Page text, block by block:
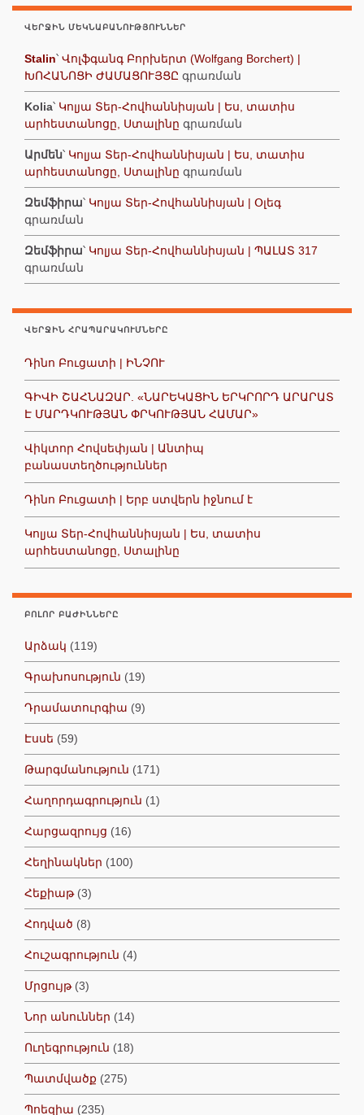
ՎԵՐՋԻՆ ՄԵԿՆԱԲԱՆՈՒԹՅՈՒՆՆԵՐ
Stalin՝ Վոլֆգանգ Բորխերտ (Wolfgang Borchert) |
ԽՈՀԱՆՈՑԻ ԺԱՄԱՑՈՒՅՑԸ գրառման
Kolia՝ Կոլյա Տեր-Հովհաննիսյան | Ես, տատիս
արհեստանոցը, Ստալինը գրառման
Արմեն՝ Կոլյա Տեր-Հովհաննիսյան | Ես, տատիս
արհեստանոցը, Ստալինը գրառման
Զեմֆիրա՝ Կոլյա Տեր-Հովհաննիսյան | Օլեգ
գրառման
Զեմֆիրա՝ Կոլյա Տեր-Հովհաննիսյան | ՊԱԼԱՏ 317
գրառման
ՎԵՐՋԻՆ ՀՐԱՊԱՐԱԿՈՒՄՆԵՐԸ
Դինո Բուցատի | ԻՆՉՈՒ
ԳԻՎԻ ՇԱՀՆԱԶԱՐ. «ՆԱՐԵԿԱՑԻՆ ԵՐԿՐՈՐԴ ԱՐԱՐԱՏ
Է ՄԱՐԴԿՈՒԹՅԱՆ ՓՐԿՈՒԹՅԱՆ ՀԱՄԱՐ»
Վիկտոր Հովսեփյան | Անտիպ
բանաստեղծություններ
Դինո Բուցատի | Երբ ստվերն իջնում է
Կոլյա Տեր-Հովհաննիսյան | Ես, տատիս
արհեստանոցը, Ստալինը
ԲՈԼՈՐ ԲԱԺԻՆՆԵՐԸ
Արձակ (119)
Գրախոսություն (19)
Դրամատուրգիա (9)
Էսսե (59)
Թարգմանություն (171)
Հաղորդագրություն (1)
Հարցազրույց (16)
Հեղինակներ (100)
Հեքիաթ(3)
Հոդված (8)
Հուշագրություն (4)
Մրցույթ(3)
Նոր անուններ (14)
Ուղեգրություն (18)
Պատմվածք (275)
Պոեզիա (235)